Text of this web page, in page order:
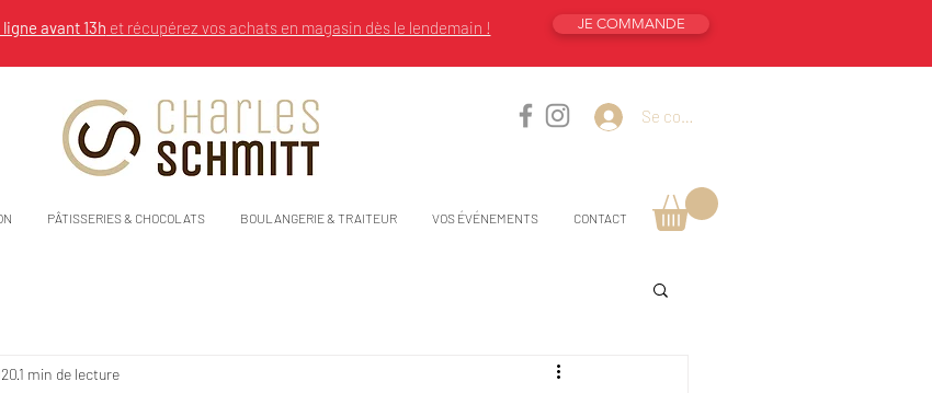
avant 13h et récupérez vos achats en magasin dès le lendemain ! JE COMMANDE
Se connecter
PÂTISSERIES & CHOCOLATS BOULANGERIE & TRAITEUR VOS ÉVÉNEMENTS CONTACT
1 min de lecture